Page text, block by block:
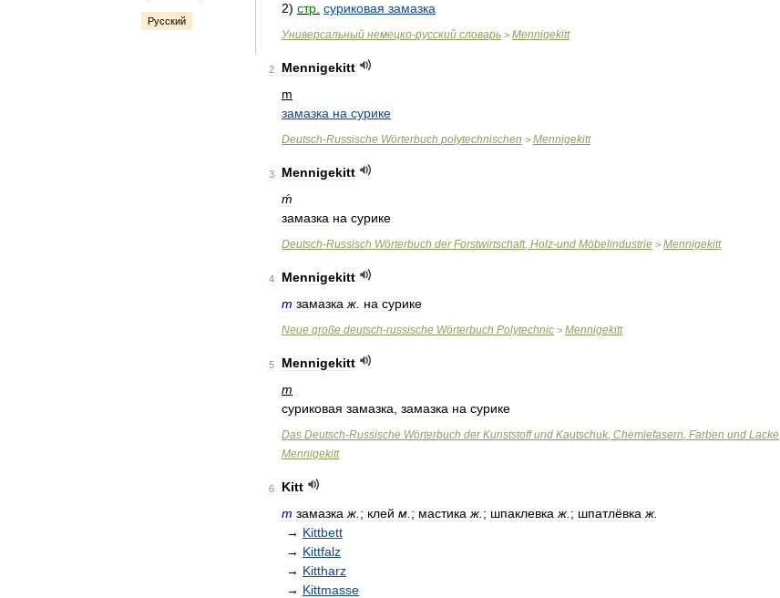
Русский
2) стр суриковая замазка
Универсальный немецко-русский словарь > Mennigekitt
2
Mennigekitt
m
замазка на сурике
Deutsch-Russische Wörterbuch polytechnischen > Mennigekitt
3
Mennigekitt
ḿ
замазка на сурике
Deutsch-Russisch Wörterbuch der Forstwirtschaft, Holz-und Möbelindustrie > Mennigekitt
4
Mennigekitt
m замазка ж на сурике
Neue große deutsch-russische Wörterbuch Polytechnic > Mennigekitt
5
Mennigekitt
m
суриковая замазка замазка на сурике
Das Deutsch-Russische Wörterbuch der Kunststoff und Kautschuk, Chemiefasern, Farben und Lacke
Mennigekitt
6
Kitt
m замазка ж ; клей м ; мастика ж ; шпаклевка ж ; шпатлёвка ж
→ Kittbett
→ Kittfalz
→ Kittharz
→ Kittmasse